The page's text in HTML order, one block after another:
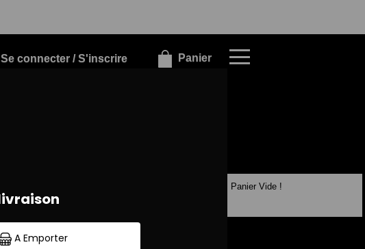
Se connecter / S'inscrire Panier
×
Panier Vide !